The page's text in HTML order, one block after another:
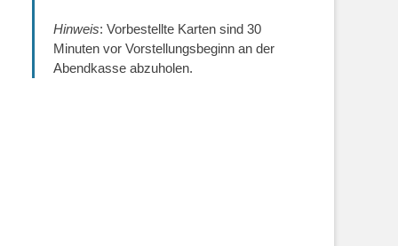
Hinweis: Vorbestellte Karten sind 30
Minuten vor Vorstellungsbeginn an der
Abendkasse abzuholen.